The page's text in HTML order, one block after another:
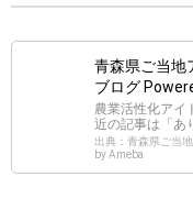
青森県ご当地
ブログ
農業活性化アイ
近の記事は「あ
出典：青森県ご当
by Ameba